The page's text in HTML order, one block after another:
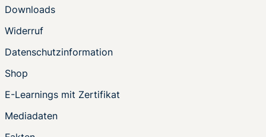
Downloads
Widerruf
Datenschutzinformation
Shop
E-Learnings mit Zertifikat
Mediadaten